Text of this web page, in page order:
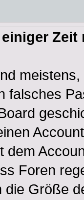
falsches
dem
Foren
die Größe